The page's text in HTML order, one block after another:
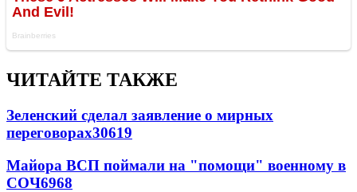
ЧИТАЙТЕ ТАКЖЕ
Зеленский сделал заявление о мирных
переговорах30619
Майора ВСП поймали на "помощи" военному в
СОЧ6968